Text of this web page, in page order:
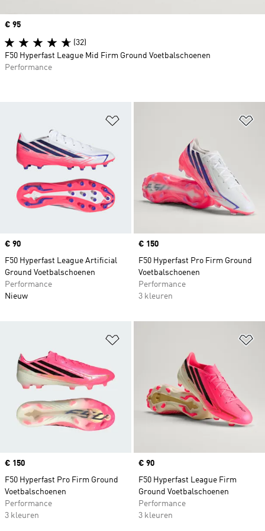
Price
€ 90
F50 Hyperfast League Artificial
Ground Voetbalschoenen
Performance
Nieuw
Price
€ 150
F50 Hyperfast Pro Firm Ground
Voetbalschoenen
Performance
3 kleuren
Price
€ 150
F50 Hyperfast Pro Firm Ground
Voetbalschoenen
Performance
3 kleuren
Price
€ 90
F50 Hyperfast League Firm
Ground Voetbalschoenen
Performance
3 kleuren
Price
€ 95
(32)
F50 Hyperfast League Mid Firm Ground Voetbalschoenen
Performance